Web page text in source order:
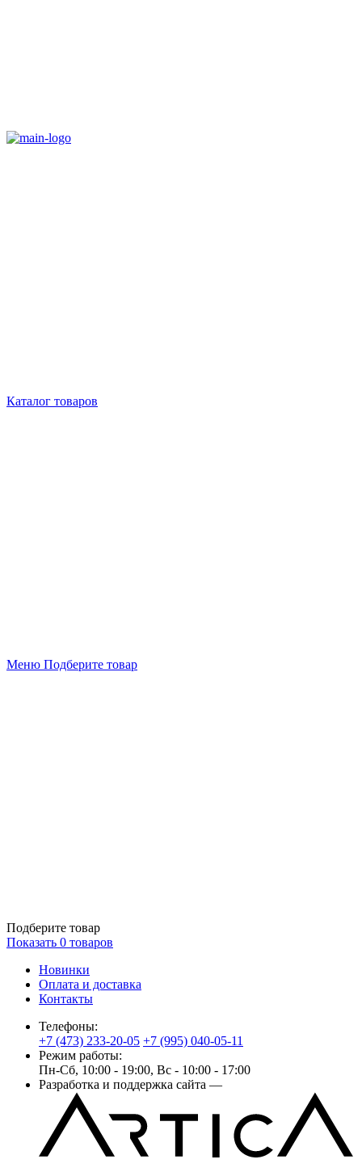
Каталог товаров
Меню Подберите товар
Подберите товар
Показать 0 товаров
Новинки
Оплата и доставка
Контакты
Телефоны:
+7 (473) 233-20-05 +7 (995) 040-05-11
Режим работы:
Пн-Сб, 10:00 - 19:00, Вс - 10:00 - 17:00
Разработка и поддержка сайта —